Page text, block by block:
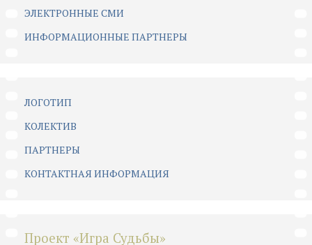
ЭЛЕКТРОННЫЕ СМИ
ИНФОРМАЦИОННЫЕ ПАРТНЕРЫ
ЛОГОТИП
КОЛЕКТИВ
ПАРТНЕРЫ
КОНТАКТНАЯ ИНФОРМАЦИЯ
Проект «Игра Судьбы»